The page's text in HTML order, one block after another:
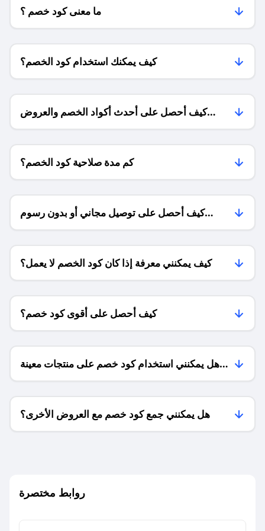
ما معنى كود خصم ؟
كيف يمكنك استخدام كود الخصم؟
كيف أحصل على أحدث أكواد الخصم والعروض
للمتاجر؟
كم مدة صلاحية كود الخصم؟
كيف أحصل على توصيل مجاني أو بدون رسوم
الشحن ؟
كيف يمكنني معرفة إذا كان كود الخصم لا يعمل؟
كيف أحصل على أقوى كود خصم؟
هل يمكنني استخدام كود خصم على منتجات معينة
فقط؟
هل يمكنني جمع كود خصم مع العروض الأخرى؟
روابط مختصرة